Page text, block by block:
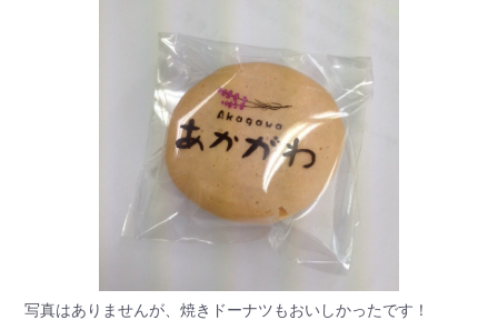
写真はありませんが、焼きドーナツもおいしかったです！